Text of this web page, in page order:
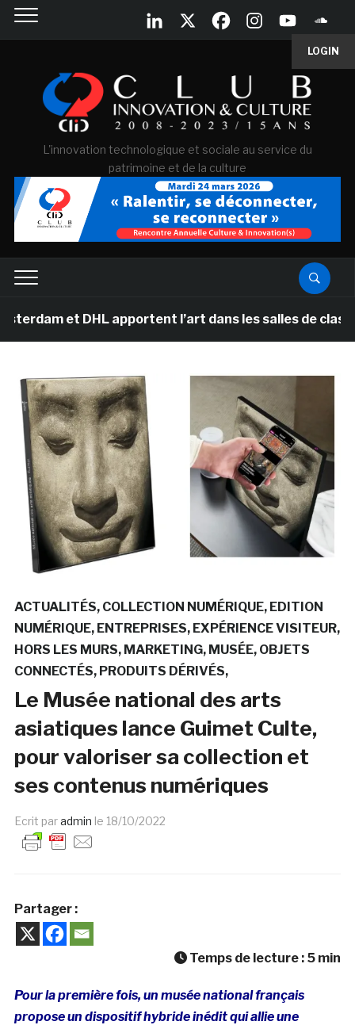
LOGIN
L'innovation technologique et sociale au service du
patrimoine et de la culture
et DHL apportent l’art dans les salles de classe des
ACTUALITÉS COLLECTION NUMÉRIQUE EDITION
NUMÉRIQUE ENTREPRISES EXPÉRIENCE VISITEUR
HORS LES MURS MARKETING MUSÉE OBJETS
CONNECTÉS PRODUITS DÉRIVÉS
Le Musée national des arts
asiatiques lance Guimet Culte,
pour valoriser sa collection et
ses contenus numériques
Ecrit paradmin le 18/10/2022
Partager :
Temps de lecture : 5 min
Pour la première fois, un musée national français
propose un dispositif hybride inédit qui allie une